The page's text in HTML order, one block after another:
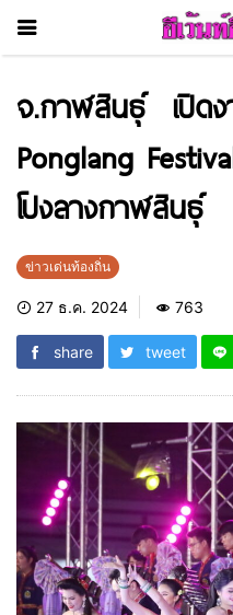
จ.กาฬสินธุ์ เปิดง
Ponglang
โปงลางกาฬสินธุ์
ข่าวเด่นท้องถิ่น
27 ธ.ค. 2024 763
share tweet